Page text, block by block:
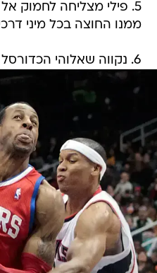
5. פילי מצליחה לחמוק
ממנו החוצה בכל מיני
6. נקווה שאלוהי הכדורסל לא יתנו לסעיף 5 להתקיים.